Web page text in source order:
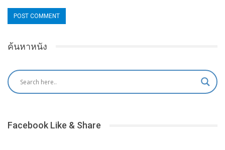
ค้นหาหนัง
Facebook Like & Share